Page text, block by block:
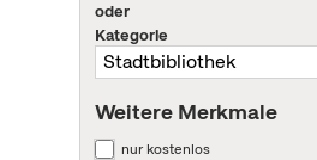
oder
Kategorie
Weitere Merkmale
nur kostenlos